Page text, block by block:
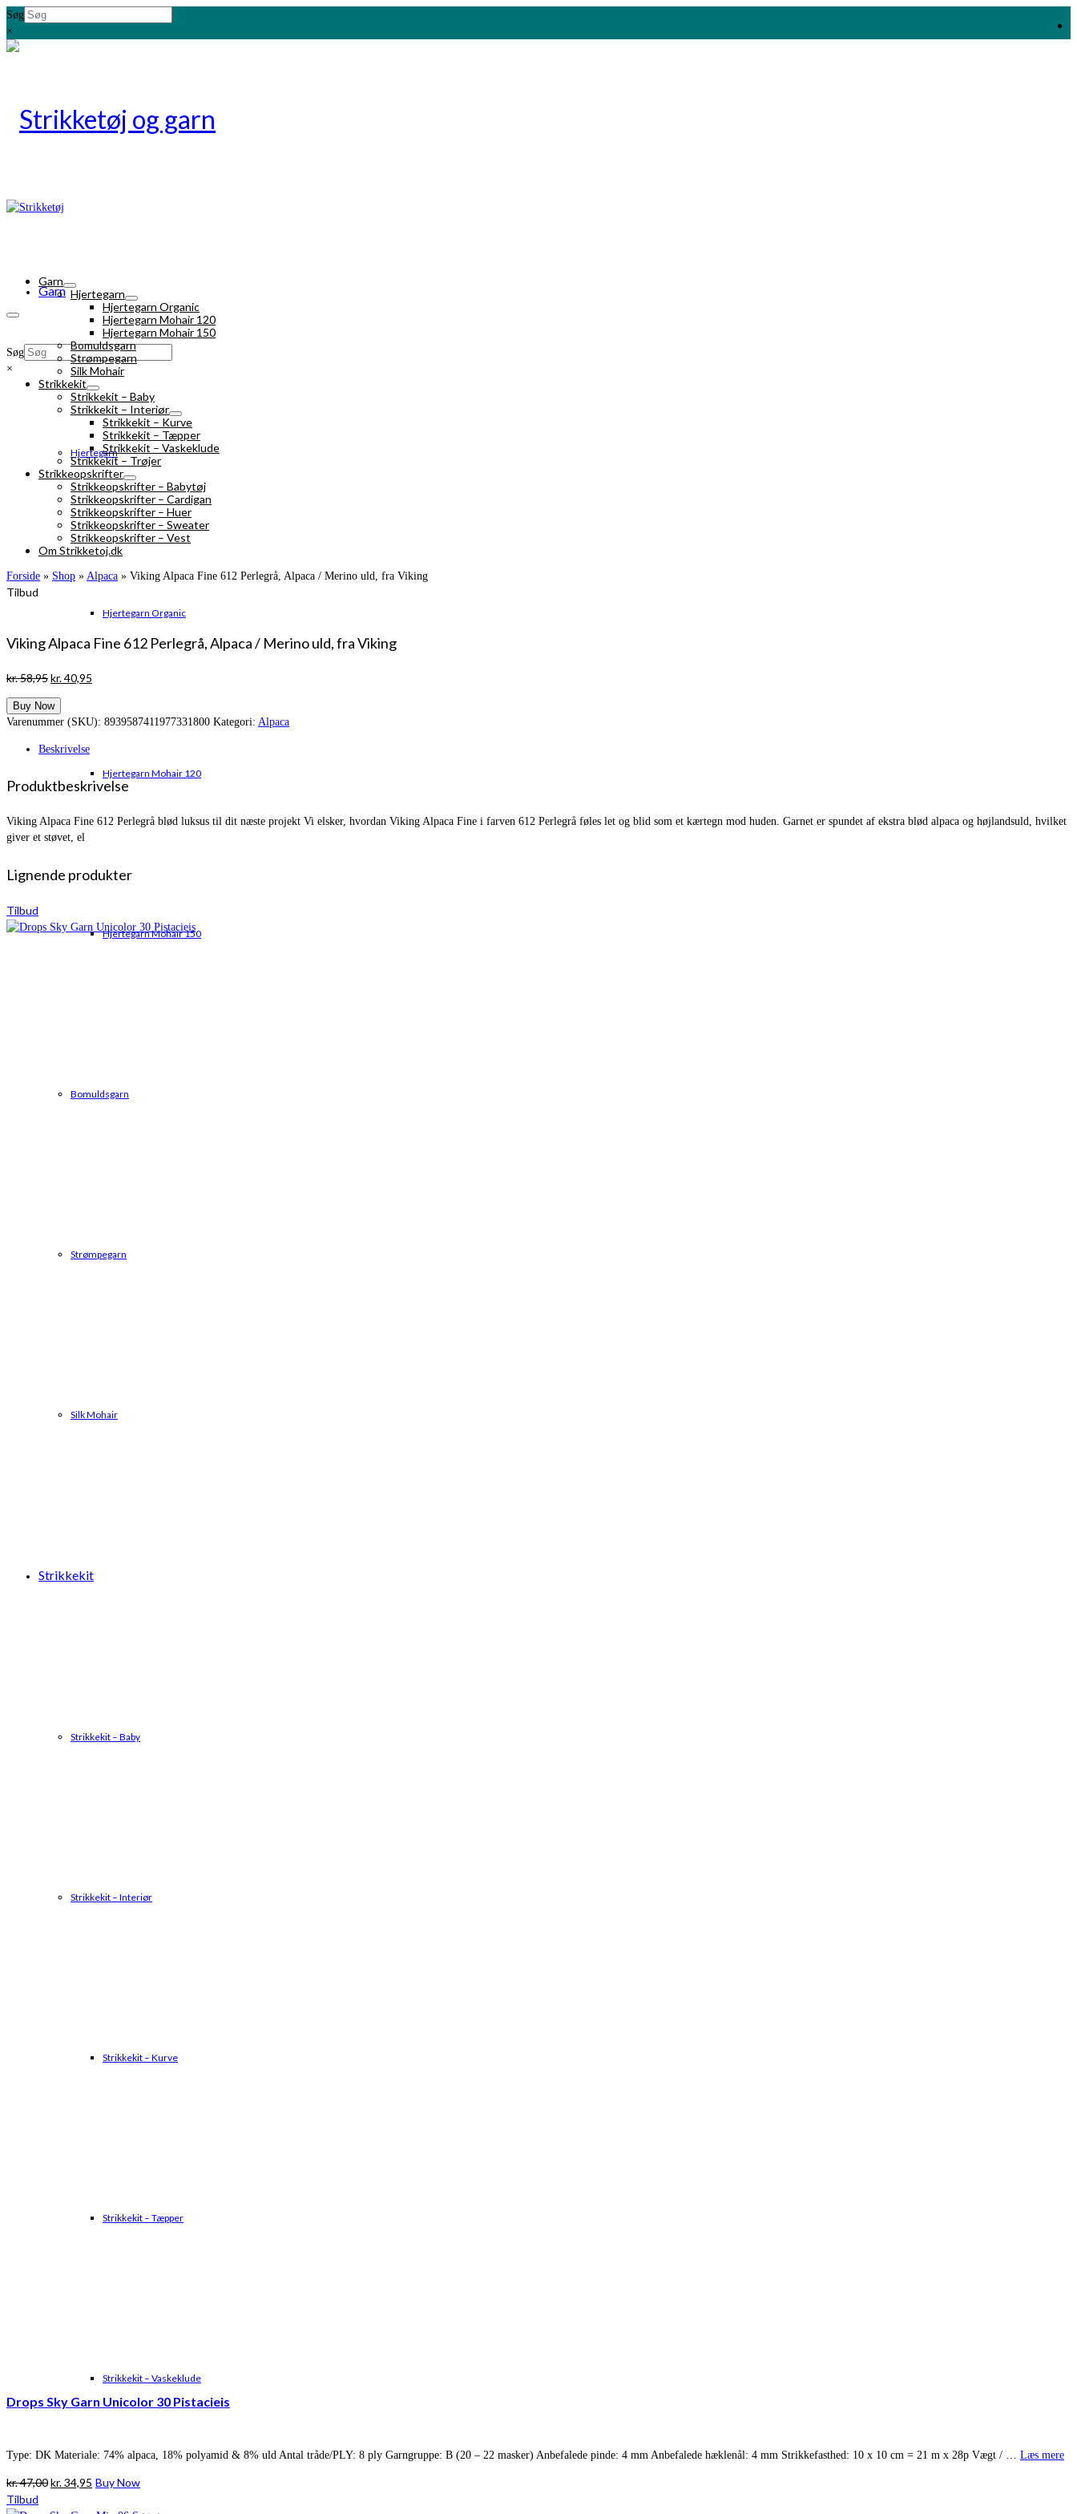
Søg
×
Garn
Hjertegarn
Hjertegarn Organic
Hjertegarn Mohair 120
Hjertegarn Mohair 150
Bomuldsgarn
Strømpegarn
Silk Mohair
Strikkekit
Strikkekit – Baby
Strikkekit – Interiør
Strikkekit – Kurve
Strikkekit – Tæpper
Strikkekit – Vaskeklude
Søg
×
Garn
Hjertegarn
Hjertegarn Organic
Hjertegarn Mohair 120
Hjertegarn Mohair 150
Bomuldsgarn
Strømpegarn
Silk Mohair
Strikkekit
Strikkekit – Baby
Strikkekit – Interiør
Strikkekit – Kurve
Strikkekit – Tæpper
Strikkekit – Vaskeklude
Strikkekit – Trøjer
Strikkeopskrifter
Strikkeopskrifter – Babytøj
Strikkeopskrifter – Cardigan
Strikkeopskrifter – Huer
Strikkeopskrifter – Sweater
Strikkeopskrifter – Vest
Om Strikketoj.dk
Forside » Shop » Alpaca » Viking Alpaca Fine 612 Perlegrå, Alpaca / Merino uld, fra Viking
Tilbud
Viking Alpaca Fine 612 Perlegrå, Alpaca / Merino uld, fra Viking
kr.58,95Den
pris
var:
kr.40,95
er:
Buy Now
Varenummer (SKU): 8939587411977331800 Kategori: Alpaca
Beskrivelse
Produktbeskrivelse
Viking Alpaca Fine 612 Perlegrå blød luksus til dit næste projekt Vi elsker, hvordan Viking Alpaca Fine i farven 612 Perlegrå føles let og blid som et kærtegn mod huden. Garnet er spundet af ekstra blød alpaca og højlandsuld, hvilket
giver et støvet, el
Lignende produkter
Tilbud
Drops Sky Garn Unicolor 30 Pistacieis
Type: DK Materiale: 74% alpaca, 18% polyamid & 8% uld Antal tråde/PLY: 8 ply Garngruppe: B (20 – 22 masker) Anbefalede pinde: 4 mm Anbefalede hæklenål: 4 mm Strikkefasthed: 10 x 10 cm = 21 m x 28p Vægt / … Læs mere
kr.47,00Den
kr.34,95 Den
Buy Now
Tilbud